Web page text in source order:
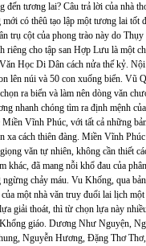
đến tương lai? Câu trả lời của nhà
có thêû tạo lập một tương lai tốt
trụ cột của phong trào này do
riêng cho tập san Hợp Lưu là một
Học Di Dân cách nửa thế kỷ.
lên núi và 50 con xuống biển. Vũ
ra biển và làm nên dòng văn
nhanh chóng tìm ra định mệnh
Vĩnh Phúc, với tất cả những
xa cách thiên đàng. Miền Vĩnh
văn tự nhiên, không cần thiết
khác, đã mang nỗi khổ đau của
chảy máu. Vu Khống, qua
một nhà văn truy đuổi lai lịch
giải thoát, thì từ chọn lựa này
giáo. Dương Như Nguyện,
Nguyễn Hương, Đặng Thơ